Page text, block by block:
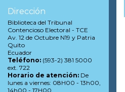
Dirección
Biblioteca del Tribunal
Contencioso Electoral - TCE
Av. 12 de Octubre N19 y Patria
Quito
Ecuador
Teléfono: (593-2) 381 5000
ext. 722
Horario de atención: De
lunes a viernes: 08H00 - 13h00,
14h00 - 17H00